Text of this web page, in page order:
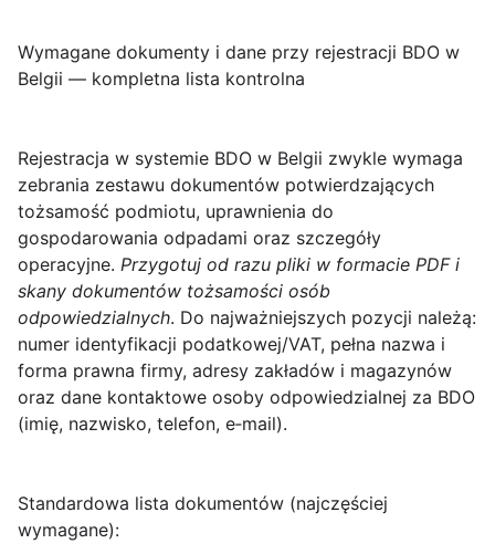
Wymagane dokumenty i dane przy rejestracji BDO w
Belgii — kompletna lista kontrolna
Rejestracja w systemie BDO w Belgii zwykle wymaga
zebrania zestawu dokumentów potwierdzających
tożsamość podmiotu, uprawnienia do
gospodarowania odpadami oraz szczegóły
operacyjne. Przygotuj od razu pliki w formacie PDF i
skany dokumentów tożsamości osób
odpowiedzialnych. Do najważniejszych pozycji należą:
numer identyfikacji podatkowej/VAT, pełna nazwa i
forma prawna firmy, adresy zakładów i magazynów
oraz dane kontaktowe osoby odpowiedzialnej za BDO
(imię, nazwisko, telefon, e‑mail).
Standardowa lista dokumentów (najczęściej
wymagane):